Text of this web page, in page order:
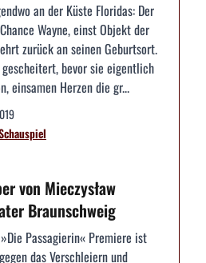
an der Küste Floridas: Der
Wayne, einst Objekt der
zurück an seinen Geburtsort.
bevor sie eigentlich
einsamen Herzen die gr...
von Mieczysław
Braunschweig
Passagierin« Premiere ist
das Verschleiern und